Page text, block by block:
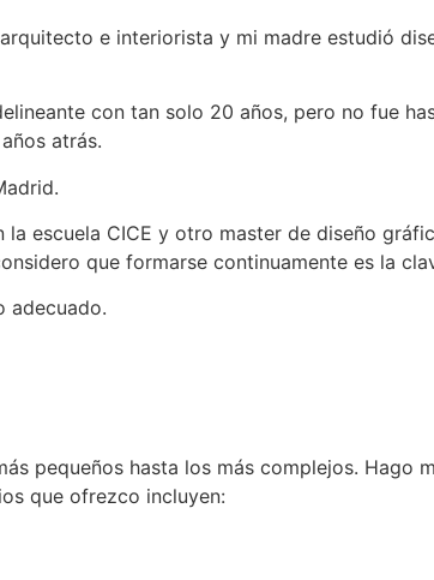
e interiorista y mi madre estudió
con tan solo 20 años, pero no fue
atrás.
escuela CICE y otro master de diseño
que formarse continuamente es la
adecuado.
pequeños hasta los más complejos. Hago
que ofrezco incluyen: